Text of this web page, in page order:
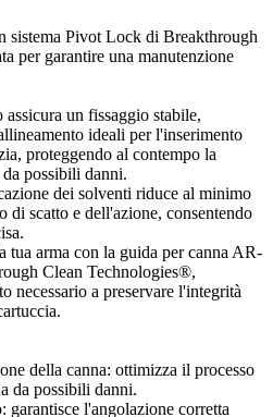
sistema Pivot Lock di Breakthrough
per garantire una manutenzione
un fissaggio stabile,
ideali per l'inserimento
proteggendo al contempo la
possibili danni.
dei solventi riduce al minimo
di scatto e dell'azione, consentendo
tua arma con la guida per canna AR-
Clean Technologies®,
necessario a preservare l'integrità
della canna: ottimizza il processo
da possibili danni.
l'angolazione corretta